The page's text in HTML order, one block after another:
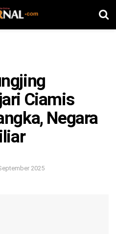
Ciamis
Negara
2025